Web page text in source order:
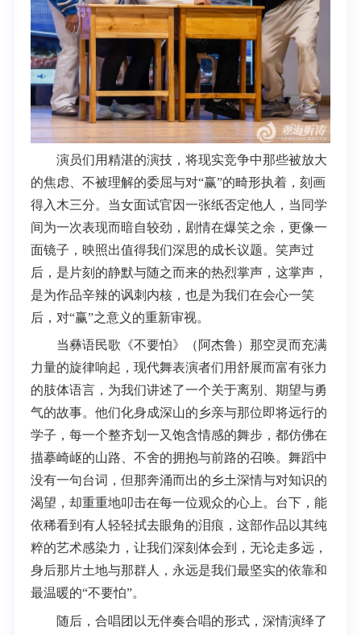
演员们用精湛的演技，将现实竞争中那些被放大
的焦虑、不被理解的委屈与对“赢”的畸形执着，刻画
得入木三分。当女面试官因一张纸否定他人，当同学
间为一次表现而暗自较劲，剧情在爆笑之余，更像一
面镜子，映照出值得我们深思的成长议题。笑声过
后，是片刻的静默与随之而来的热烈掌声，这掌声，
是为作品辛辣的讽刺内核，也是为我们在会心一笑
后，对“赢”之意义的重新审视。
当彝语民歌《不要怕》（阿杰鲁）那空灵而充满
力量的旋律响起，现代舞表演者们用舒展而富有张力
的肢体语言，为我们讲述了一个关于离别、期望与勇
气的故事。他们化身成深山的乡亲与那位即将远行的
学子，每一个整齐划一又饱含情感的舞步，都仿佛在
描摹崎岖的山路、不舍的拥抱与前路的召唤。舞蹈中
没有一句台词，但那奔涌而出的乡土深情与对知识的
渴望，却重重地叩击在每一位观众的心上。台下，能
依稀看到有人轻轻拭去眼角的泪痕，这部作品以其纯
粹的艺术感染力，让我们深刻体会到，无论走多远，
身后那片土地与那群人，永远是我们最坚实的依靠和
最温暖的“不要怕”。
随后，合唱团以无伴奏合唱的形式，深情演绎了